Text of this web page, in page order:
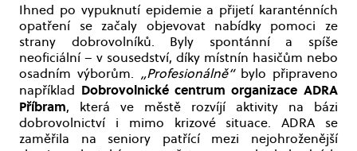
Ihned po vypuknutí epidemie a přijetí karanténních
opatření se začaly objevovat nabídky pomoci ze
strany dobrovolníků. Byly spontánní a spíše
neoficiální – v sousedství, díky místnín hasičům nebo
osadním výborům. „Profesionálně“bylo připraveno
například Dobrovolnické centrum organizace ADRA
Příbram, která ve městě rozvíjí aktivity na bázi
dobrovolnictví i mimo krizové situace. ADRA se
zaměřila na seniory patřící mezi nejohroženější